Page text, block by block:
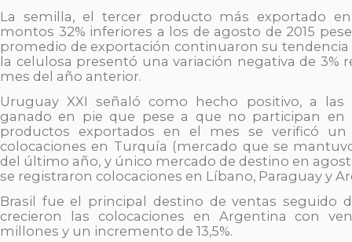
La semilla, el tercer producto más exportado
montos 32% inferiores a los de agosto de 2015
promedio de exportación continuaron su tendencia
la celulosa presentó una variación negativa de 3%
mes del año anterior.
Uruguay XXI señaló como hecho positivo, a las
ganado en pie que pese a que no participan en
productos exportados en el mes se verificó
colocaciones en Turquía (mercado que se
del último año, y único mercado de destino en
se registraron colocaciones en Líbano, Paraguay y
Brasil fue el principal destino de ventas seguido
crecieron las colocaciones en Argentina con
millones y un incremento de 13,5%.